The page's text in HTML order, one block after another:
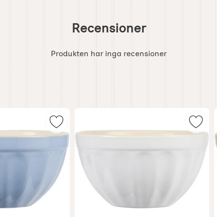
Recensioner
Produkten har inga recensioner
Creme som favoritMarkera liten keramikskål som favorit